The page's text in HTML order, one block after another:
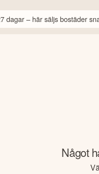
dagar – här säljs bostäder
Något